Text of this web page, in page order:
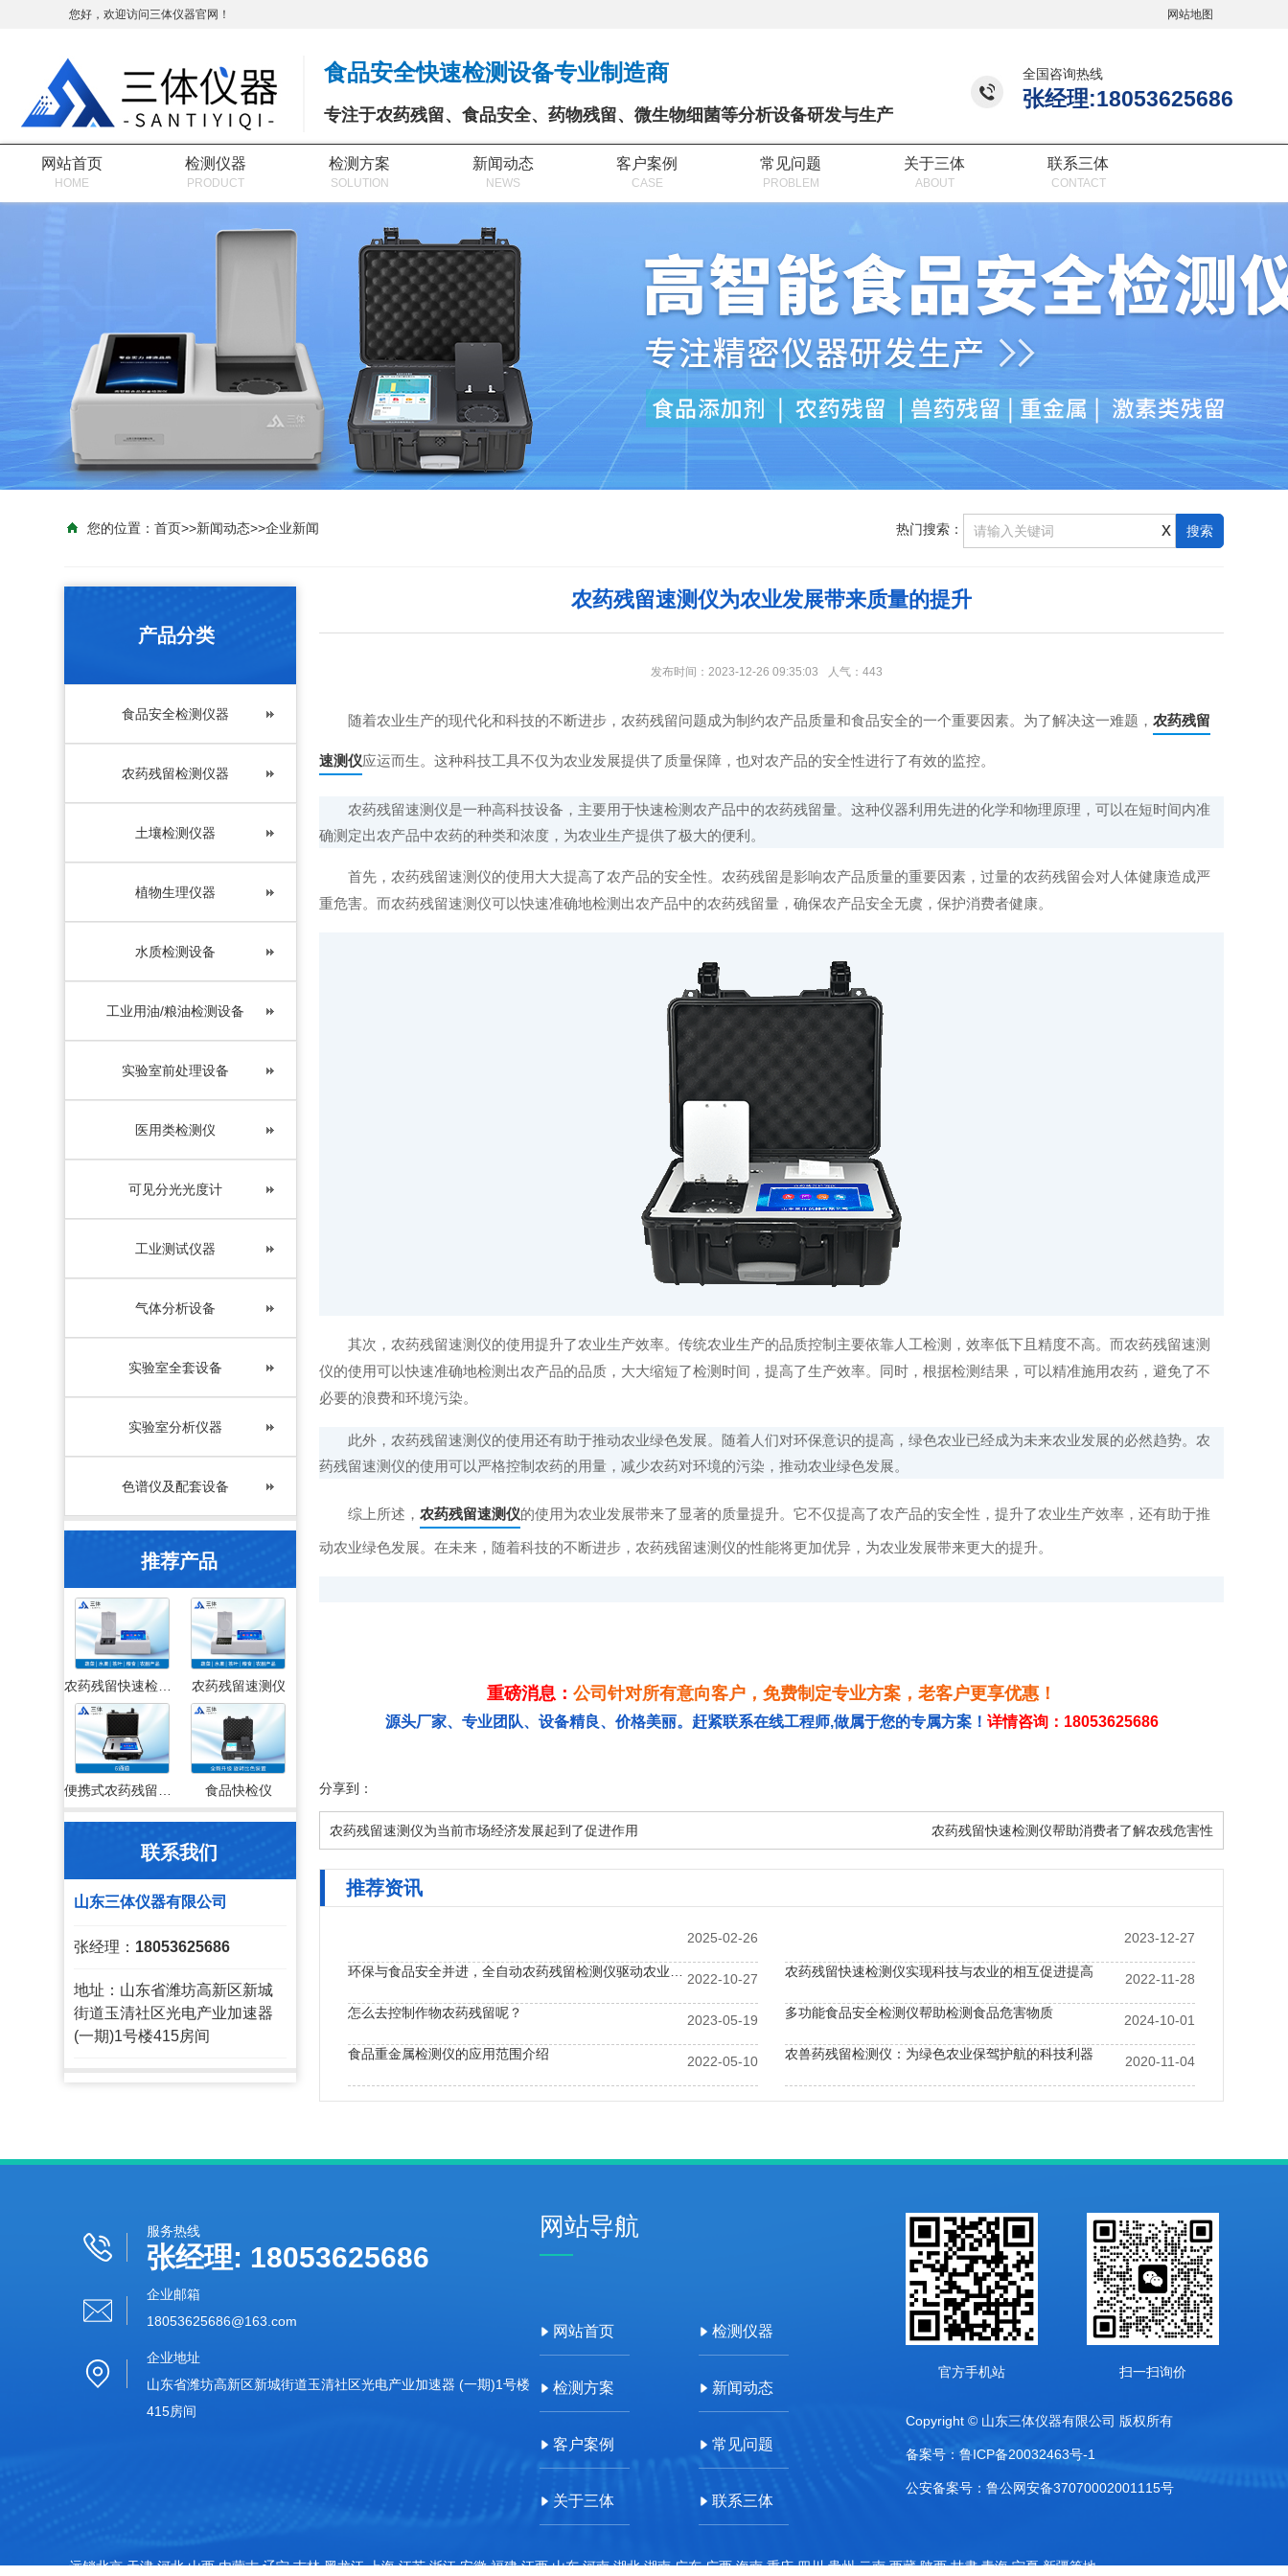
您好，欢迎访问三体仪器官网！ 网站地图
食品安全快速检测设备专业制造商
专注于农药残留、食品安全、药物残留、微生物细菌等分析设备研发与生产
全国咨询热线
张经理:18053625686
网站首页
HOME
检测仪器
PRODUCT
检测方案
SOLUTION
新闻动态
NEWS
客户案例
CASE
常见问题
PROBLEM
关于三体
ABOUT
联系三体
CONTACT
您的位置：首页>>新闻动态>>企业新闻 热门搜索： x
产品分类
食品安全检测仪器
农药残留检测仪器
土壤检测仪器
植物生理仪器
水质检测设备
工业用油/粮油检测设备
实验室前处理设备
医用类检测仪
可见分光光度计
工业测试仪器
气体分析设备
实验室全套设备
实验室分析仪器
色谱仪及配套设备
推荐产品
农药残留速测仪
食品快检仪
联系我们
山东三体仪器有限公司
张经理： 18053625686
地址：山东省潍坊高新区新城
街道玉清社区光电产业加速器
(一期)1号楼415房间
农药残留速测仪为农业发展带来质量的提升
发布时间：2023-12-26 09:35:03 人气：443
随着农业生产的现代化和科技的不断进步，农药残留问题成为制约农产品质量和食品安全的一个重要因素。为了解决这一难题，农药残留
速测仪应运而生。这种科技工具不仅为农业发展提供了质量保障，也对农产品的安全性进行了有效的监控。
农药残留速测仪是一种高科技设备，主要用于快速检测农产品中的农药残留量。这种仪器利用先进的化学和物理原理，可以在短时间内准
确测定出农产品中农药的种类和浓度，为农业生产提供了极大的便利。
首先，农药残留速测仪的使用大大提高了农产品的安全性。农药残留是影响农产品质量的重要因素，过量的农药残留会对人体健康造成严
重危害。而农药残留速测仪可以快速准确地检测出农产品中的农药残留量，确保农产品安全无虞，保护消费者健康。
其次，农药残留速测仪的使用提升了农业生产效率。传统农业生产的品质控制主要依靠人工检测，效率低下且精度不高。而农药残留速测
仪的使用可以快速准确地检测出农产品的品质，大大缩短了检测时间，提高了生产效率。同时，根据检测结果，可以精准施用农药，避免了不
必要的浪费和环境污染。
此外，农药残留速测仪的使用还有助于推动农业绿色发展。随着人们对环保意识的提高，绿色农业已经成为未来农业发展的必然趋势。农
药残留速测仪的使用可以严格控制农药的用量，减少农药对环境的污染，推动农业绿色发展。
综上所述，农药残留速测仪的使用为农业发展带来了显著的质量提升。它不仅提高了农产品的安全性，提升了农业生产效率，还有助于推
动农业绿色发展。在未来，随着科技的不断进步，农药残留速测仪的性能将更加优异，为农业发展带来更大的提升。
重磅消息：公司针对所有意向客户，免费制定专业方案，老客户更享优惠！
源头厂家、专业团队、设备精良、价格美丽。赶紧联系在线工程师,做属于您的专属方案！ 详情咨询：18053625686
分享到：
农药残留速测仪为当前市场经济发展起到了促进作用 农药残留快速检测仪帮助消费者了解农残危害性
推荐资讯
2025-02-26 2023-12-27
农药残留快速检测仪实现科技与农业的相互促进提高
2022-10-27
怎么去控制作物农药残留呢？
2022-11-28
多功能食品安全检测仪帮助检测食品危害物质
2023-05-19
食品重金属检测仪的应用范围介绍
2024-10-01
农兽药残留检测仪：为绿色农业保驾护航的科技利器
2022-05-10 2020-11-04
服务热线
张经理: 18053625686
企业邮箱
18053625686@163.com‬
企业地址
山东省潍坊高新区新城街道玉清社区光电产业加速器 (一期)1号楼
415房间
网站导航
网站首页 检测仪器
检测方案 新闻动态
客户案例 常见问题
关于三体 联系三体
官方手机站 扫一扫询价
Copyright © 山东三体仪器有限公司 版权所有
备案号：鲁ICP备20032463号-1
公安备案号：鲁公网安备37070002001115号
远销北京,天津,河北,山西,内蒙古,辽宁,吉林,黑龙江,上海,江苏,浙江,安徽,福建,江西,山东,河南,湖北,湖南,广东,广西,海南,重庆,四川,贵州,云南,西藏,陕西,甘肃,青海,宁夏,新疆等地